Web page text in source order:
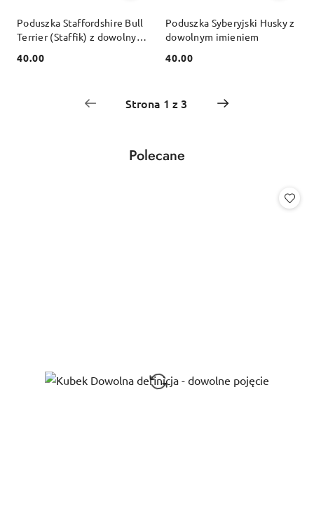
Poduszka Staffordshire Bull
Terrier (Staffik) z dowolnym
Cena:
40.00
Poduszka Syberyjski Husky z
dowolnym imieniem
Cena:
40.00
Pomiń karuzelę produktów
Produkty
Polecane